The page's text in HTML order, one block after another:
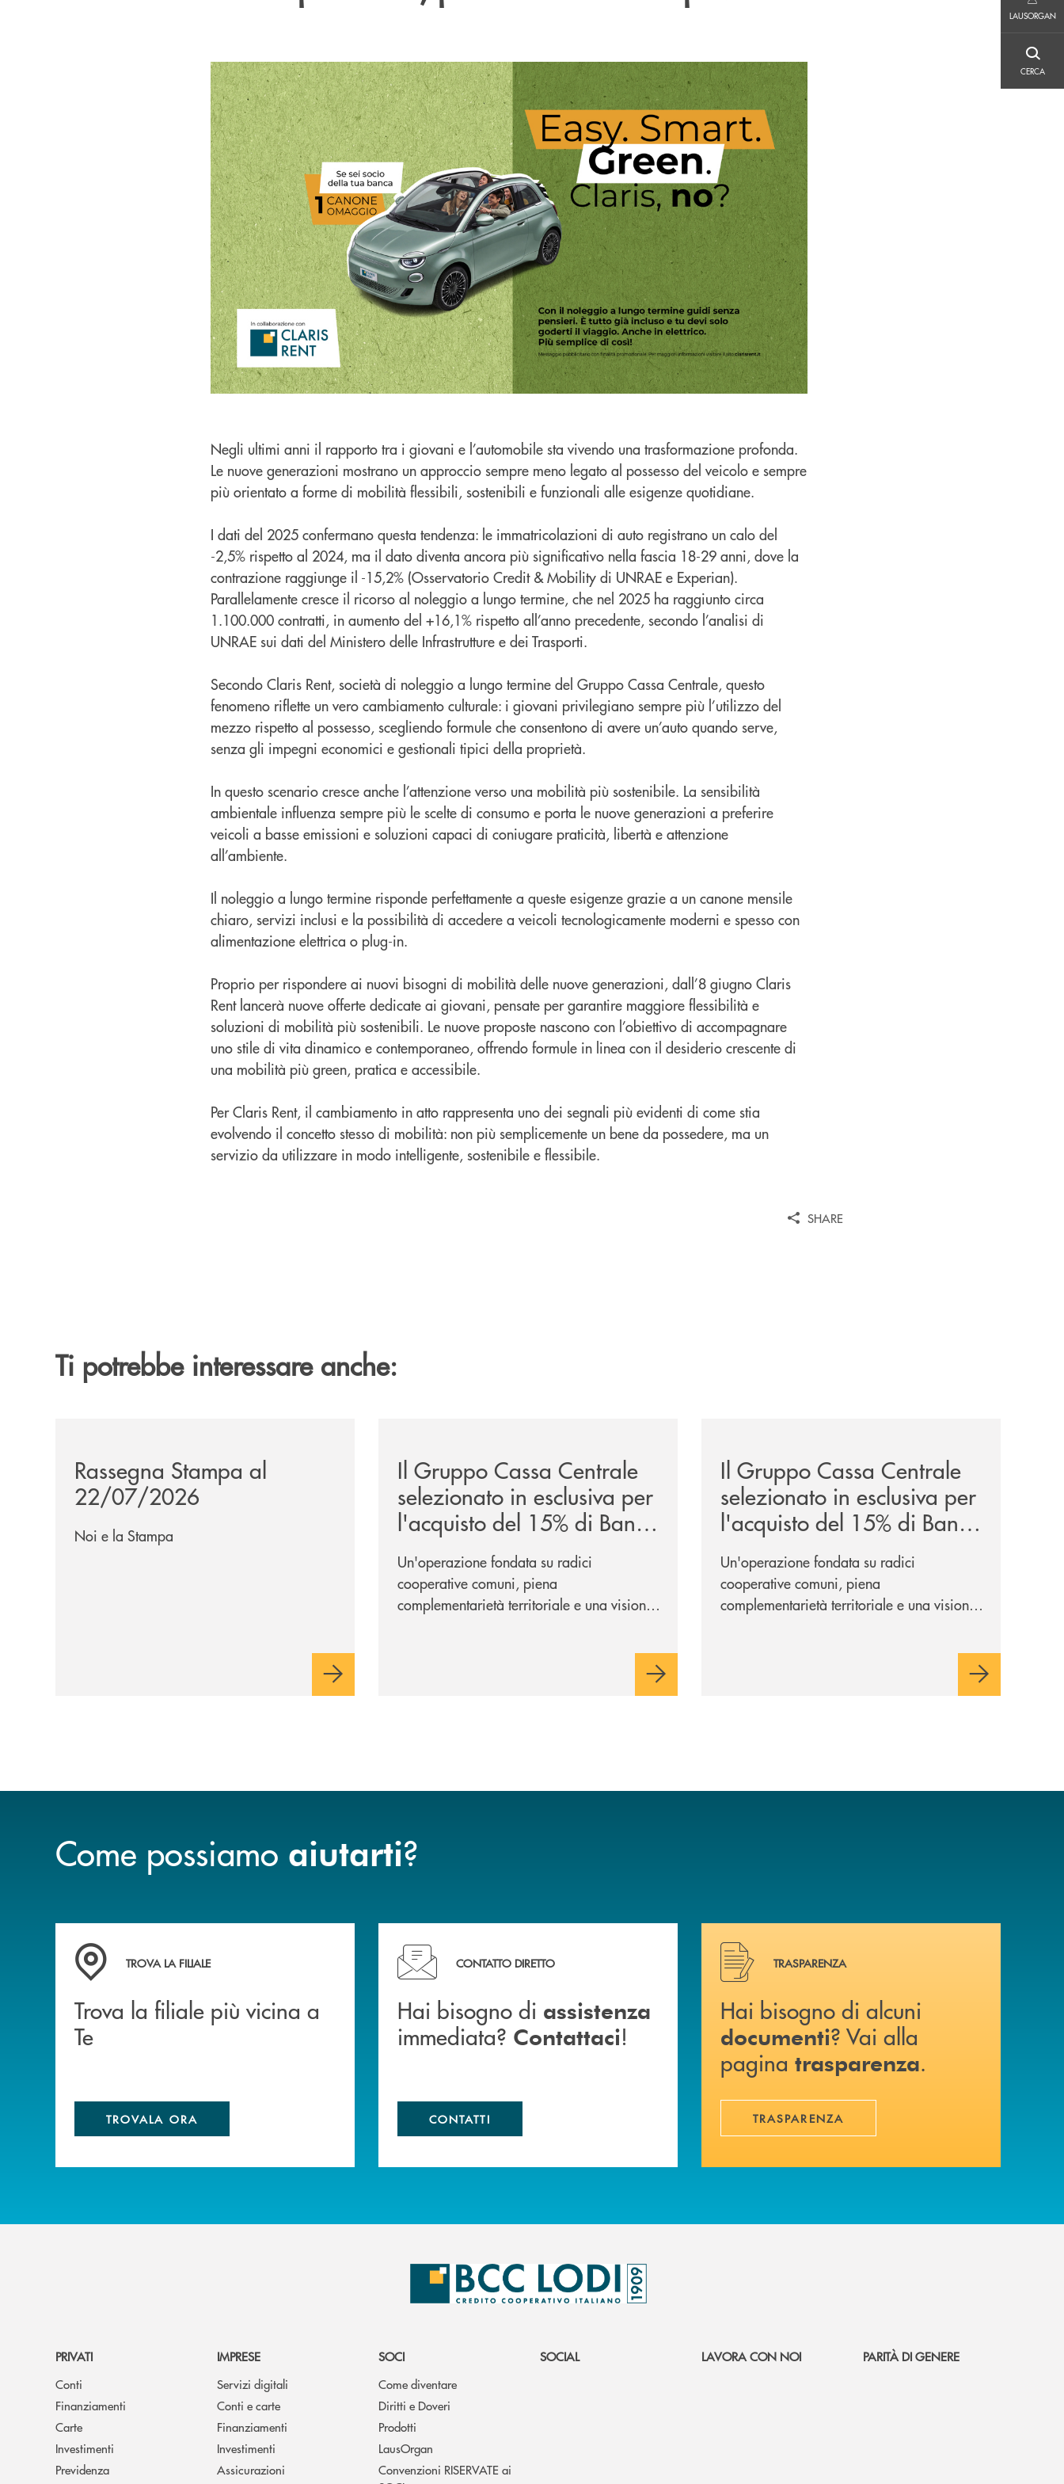
LAUSORGAN
CERCA
Negli ultimi anni il rapporto tra i giovani e l’automobile sta vivendo una trasformazione profonda.
Le nuove generazioni mostrano un approccio sempre meno legato al possesso del veicolo e sempre
più orientato a forme di mobilità flessibili, sostenibili e funzionali alle esigenze quotidiane.
I dati del 2025 confermano questa tendenza: le immatricolazioni di auto registrano un calo del
-2,5% rispetto al 2024, ma il dato diventa ancora più significativo nella fascia 18-29 anni, dove la
contrazione raggiunge il -15,2% (Osservatorio Credit & Mobility di UNRAE e Experian).
Parallelamente cresce il ricorso al noleggio a lungo termine, che nel 2025 ha raggiunto circa
1.100.000 contratti, in aumento del +16,1% rispetto all’anno precedente, secondo l’analisi di
UNRAE sui dati del Ministero delle Infrastrutture e dei Trasporti.
Secondo Claris Rent, società di noleggio a lungo termine del Gruppo Cassa Centrale, questo
fenomeno riflette un vero cambiamento culturale: i giovani privilegiano sempre più l’utilizzo del
mezzo rispetto al possesso, scegliendo formule che consentono di avere un’auto quando serve,
senza gli impegni economici e gestionali tipici della proprietà.
In questo scenario cresce anche l’attenzione verso una mobilità più sostenibile. La sensibilità
ambientale influenza sempre più le scelte di consumo e porta le nuove generazioni a preferire
veicoli a basse emissioni e soluzioni capaci di coniugare praticità, libertà e attenzione
all’ambiente.
Il noleggio a lungo termine risponde perfettamente a queste esigenze grazie a un canone mensile
chiaro, servizi inclusi e la possibilità di accedere a veicoli tecnologicamente moderni e spesso con
alimentazione elettrica o plug-in.
Proprio per rispondere ai nuovi bisogni di mobilità delle nuove generazioni, dall’8 giugno Claris
Rent lancerà nuove offerte dedicate ai giovani, pensate per garantire maggiore flessibilità e
soluzioni di mobilità più sostenibili. Le nuove proposte nascono con l’obiettivo di accompagnare
uno stile di vita dinamico e contemporaneo, offrendo formule in linea con il desiderio crescente di
una mobilità più green, pratica e accessibile.
Per Claris Rent, il cambiamento in atto rappresenta uno dei segnali più evidenti di come stia
evolvendo il concetto stesso di mobilità: non più semplicemente un bene da possedere, ma un
servizio da utilizzare in modo intelligente, sostenibile e flessibile.
SHARE
Ti potrebbe interessare anche:
Rassegna Stampa al
22/07/2026
Noi e la Stampa
Il Gruppo Cassa Centrale
selezionato in esclusiva per
l'acquisto del 15% di Banca
Cambiano 1884
Un'operazione fondata su radici
cooperative comuni, piena
complementarietà territoriale e una visione
Il Gruppo Cassa Centrale
selezionato in esclusiva per
l'acquisto del 15% di Banca
Cambiano 1884
Un'operazione fondata su radici
cooperative comuni, piena
complementarietà territoriale e una visione
Come possiamo aiutarti?
Trova la filiale più vicina a Te
TROVA LA FILIALE
Trova la filiale più vicina a
Te
TROVALA ORA
Hai bisogno di assistenza immediata? Contattaci !
CONTATTO DIRETTO
Hai bisogno di assistenza
immediata? Contattaci!
CONTATTI
Hai bisogno di alcuni documenti ? Vai alla pagina
TRASPARENZA
Hai bisogno di alcuni
documenti? Vai alla
pagina trasparenza.
TRASPARENZA
PRIVATI
Conti
Finanziamenti
Carte
Investimenti
Previdenza
IMPRESE
Servizi digitali
Conti e carte
Finanziamenti
Investimenti
Assicurazioni
SOCI
Come diventare
Diritti e Doveri
Prodotti
LausOrgan
Convenzioni RISERVATE ai
SOCIAL LAVORA CON NOI PARITÀ DI GENERE